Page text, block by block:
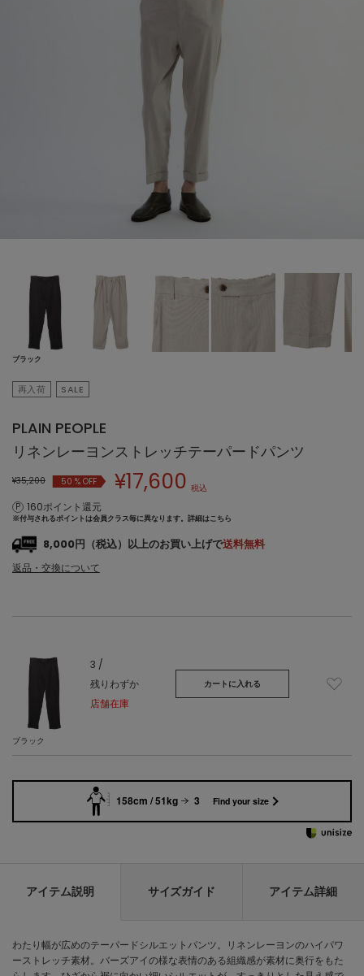
ブラック
再入荷 SALE
PLAIN PEOPLE
リネンレーヨンストレッチテーパードパンツ
¥35,200 50% OFF ¥17,600 税込
160ポイント還元
※付与されるポイントは会員クラス毎に異なります。 詳細はこちら
8,000円（税込）以上のお買い上げで送料無料
返品・交換について
ブラック
3 /
残りわずか
店舗在庫
カートに入れる
158cm / 51kg 3 Find your size
アイテム説明 サイズガイド アイテム詳細
わたり幅が広めのテーパードシルエットパンツ。リネンレーヨンのハイパワ
ーストレッチ素材。バーズアイの様な表情のある組織感が素材に奥行をもた